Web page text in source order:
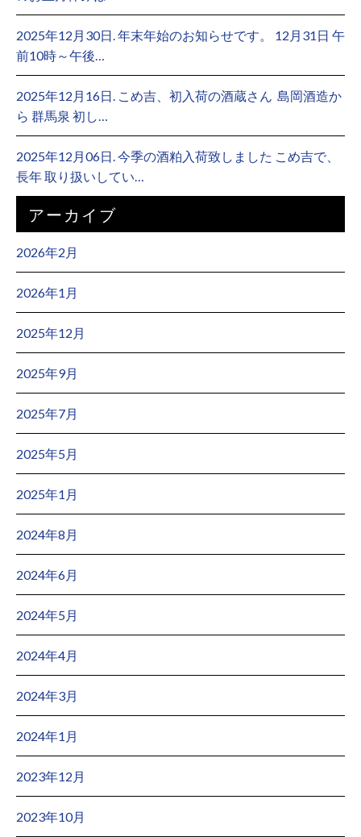
2025年12月30日. 年末年始のお知らせです。 12月31日 午
前10時～午後…
2025年12月16日. こめ吉、初入荷の酒蔵さん ⁡ 島岡酒造か
ら 群馬泉 初し…
2025年12月06日. 今季の酒粕入荷致しました こめ吉で、
長年 取り扱いしてい…
アーカイブ
2026年2月
2026年1月
2025年12月
2025年9月
2025年7月
2025年5月
2025年1月
2024年8月
2024年6月
2024年5月
2024年4月
2024年3月
2024年1月
2023年12月
2023年10月